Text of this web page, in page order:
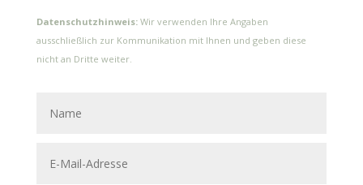
Datenschutzhinweis:Wir verwenden Ihre Angaben
ausschließlich zur Kommunikation mit Ihnen und geben diese
nicht an Dritte weiter.